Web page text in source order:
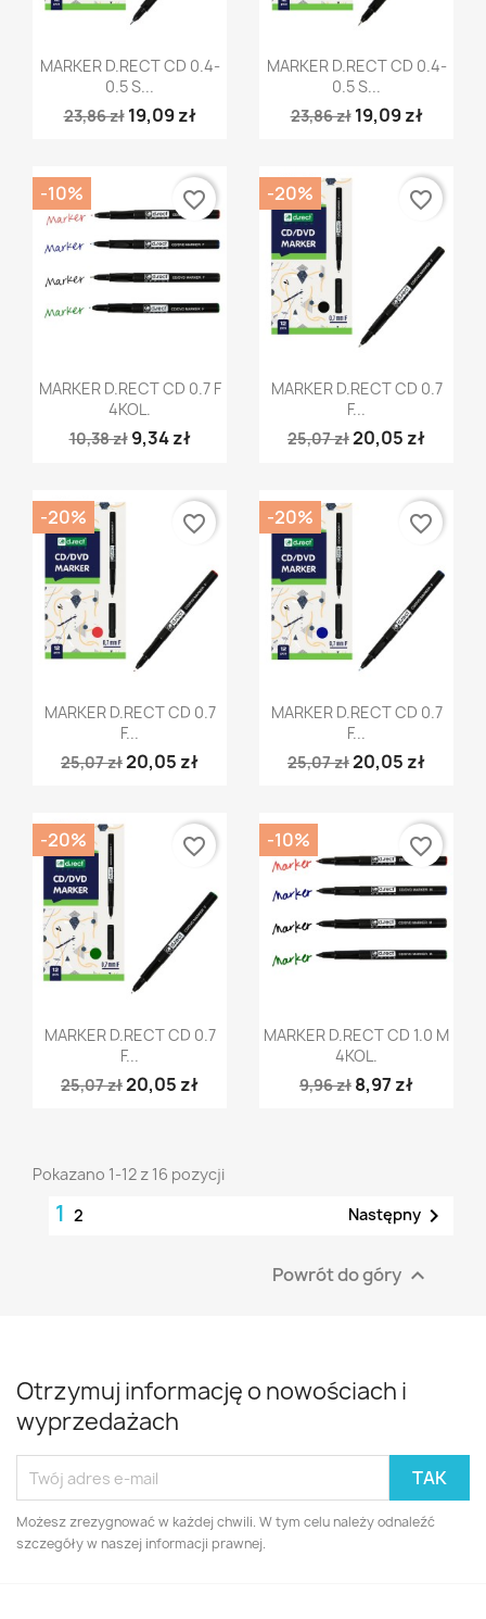
Szybki podgląd
MARKER D.RECT CD 0.4-
0.5 S...
23,86 zł 19,09 zł
Szybki podgląd
MARKER D.RECT CD 0.4-
0.5 S...
23,86 zł 19,09 zł
Szybki podgląd
MARKER D.RECT CD 0.7 F
4KOL.
10,38 zł 9,34 zł
-10% favorite_border
Szybki podgląd
MARKER D.RECT CD 0.7
F...
25,07 zł20,05 zł
-20% favorite_border
Szybki podgląd
MARKER D.RECT CD 0.7
F...
25,07 zł20,05 zł
-20% favorite_border
Szybki podgląd
MARKER D.RECT CD 0.7
F...
25,07 zł20,05 zł
-20% favorite_border
Szybki podgląd
MARKER D.RECT CD 0.7
F...
25,07 zł20,05 zł
-20% favorite_border
Szybki podgląd
MARKER D.RECT CD 1.0 M
4KOL.
9,96 zł 8,97 zł
-10% favorite_border
Pokazano 1-12 z 16 pozycji
1 2 Następny 
Powrót do góry 
Otrzymuj informację o nowościach i
wyprzedażach
Możesz zrezygnować w każdej chwili. W tym celu należy odnaleźć
szczegóły w naszej informacji prawnej.